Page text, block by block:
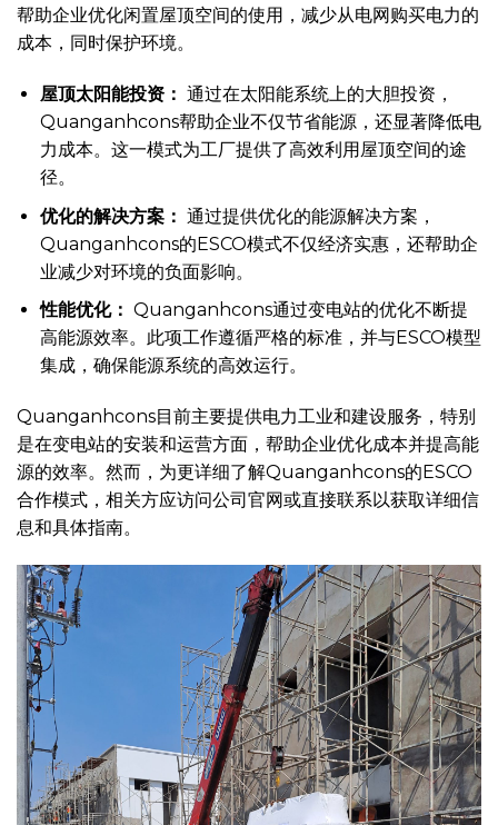
帮助企业优化闲置屋顶空间的使用，减少从电网购买电力的
成本，同时保护环境。
屋顶太阳能投资： 通过在太阳能系统上的大胆投资，
Quanganhcons帮助企业不仅节省能源，还显著降低电
力成本。这一模式为工厂提供了高效利用屋顶空间的途
径。
优化的解决方案： 通过提供优化的能源解决方案，
Quanganhcons的ESCO模式不仅经济实惠，还帮助企
业减少对环境的负面影响。
性能优化： Quanganhcons通过变电站的优化不断提
高能源效率。此项工作遵循严格的标准，并与ESCO模型
集成，确保能源系统的高效运行。
Quanganhcons目前主要提供电力工业和建设服务，特别
是在变电站的安装和运营方面，帮助企业优化成本并提高能
源的效率。然而，为更详细了解Quanganhcons的ESCO
合作模式，相关方应访问公司官网或直接联系以获取详细信
息和具体指南。